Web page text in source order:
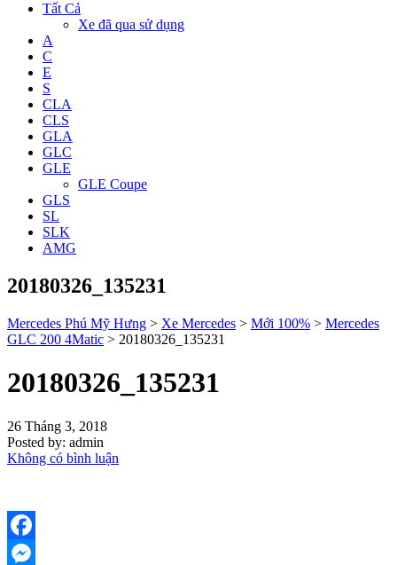
Tất Cả
Xe đã qua sử dụng
A
C
E
S
CLA
CLS
GLA
GLC
GLE
GLE Coupe
GLS
SL
SLK
AMG
20180326_135231
Mercedes Phú Mỹ Hưng > Xe Mercedes > Mới 100% > Mercedes
GLC 200 4Matic > 20180326_135231
20180326_135231
26 Tháng 3, 2018
Posted by: admin
Không có bình luận
Facebook